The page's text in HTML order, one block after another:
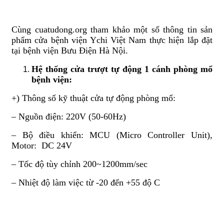
Cùng cuatudong.org tham khảo một số thông tin sản
phẩm cửa bệnh viện Ychi Việt Nam thực hiện lắp đặt
tại bệnh viện Bưu Điện Hà Nội.
Hệ thống cửa trượt tự động 1 cánh phòng mổ
bệnh viện:
+) Thông số kỹ thuật cửa tự động phòng mổ:
– Nguồn điện: 220V (50-60Hz)
– Bộ điều khiển: MCU (Micro Controller Unit),
Motor: DC 24V
– Tốc độ tùy chỉnh 200~1200mm/sec
– Nhiệt độ làm việc từ -20 đến +55 độ C